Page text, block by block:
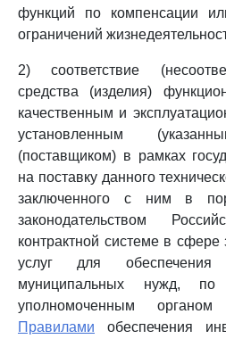
функций по компенсации
ограничений
2) соответствие
средства (изделия)
качественным и
установленным
(поставщиком) в рамках
на поставку данного
заключенного с ним в
законодательством
контрактной системе в сфере
услуг для обеспечения
муниципальных нужд, по
уполномоченным
Правилами обеспечения